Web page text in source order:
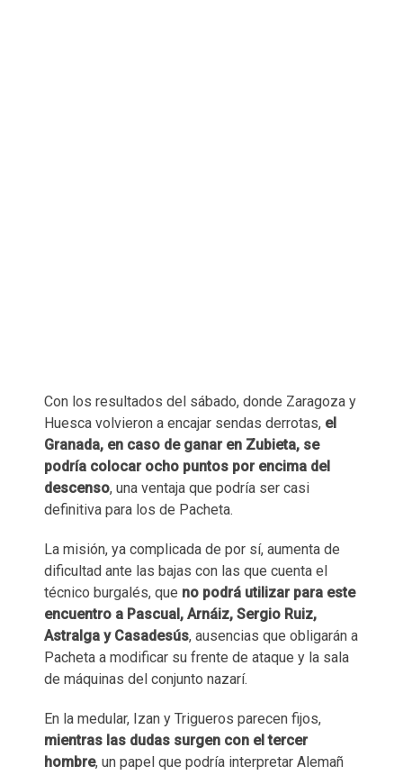
Con los resultados del sábado, donde Zaragoza y
Huesca volvieron a encajar sendas derrotas, el
Granada, en caso de ganar en Zubieta, se
podría colocar ocho puntos por encima del
descenso, una ventaja que podría ser casi
definitiva para los de Pacheta.
La misión, ya complicada de por sí, aumenta de
dificultad ante las bajas con las que cuenta el
técnico burgalés, que no podrá utilizar para este
encuentro a Pascual, Arnáiz, Sergio Ruiz,
Astralga y Casadesús, ausencias que obligarán a
Pacheta a modificar su frente de ataque y la sala
de máquinas del conjunto nazarí.
En la medular, Izan y Trigueros parecen fijos,
mientras las dudas surgen con el tercer
hombre, un papel que podría interpretar Alemañ